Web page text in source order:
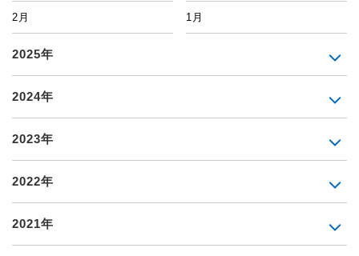
2月 1月
2025年
2024年
2023年
2022年
2021年